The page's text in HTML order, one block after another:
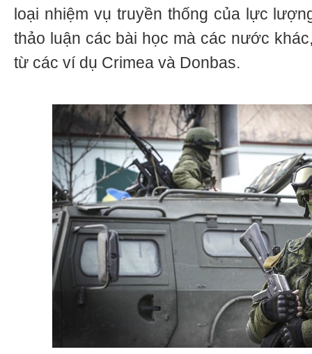
loại nhiệm vụ truyền thống của lực
thảo luận các bài học mà các nước
từ các ví dụ Crimea và Donbas.